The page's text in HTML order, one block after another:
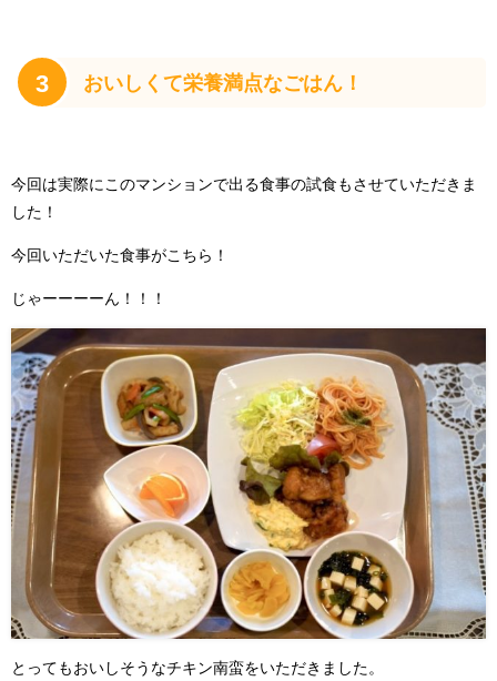
3 おいしくて栄養満点なごはん！
今回は実際にこのマンションで出る食事の試食もさせていただきま
した！
今回いただいた食事がこちら！
じゃーーーーん！！！
とってもおいしそうなチキン南蛮をいただきました。